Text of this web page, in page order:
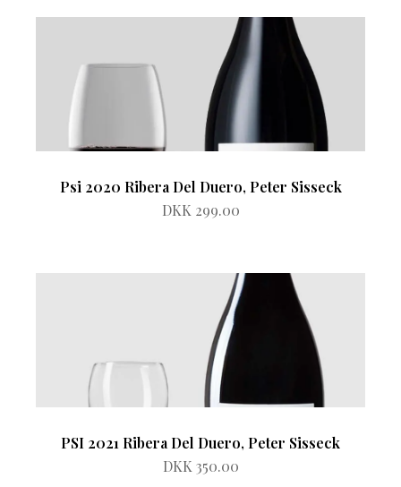
Psi 2020 Ribera Del Duero, Peter Sisseck
DKK 299.00
PSI 2021 Ribera Del Duero, Peter Sisseck
DKK 350.00